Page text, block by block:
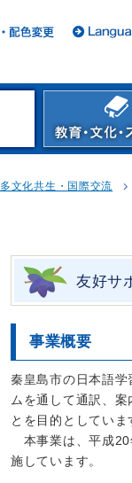
多文化共生・国際交流
友好サ
事業概要
秦皇島市の日本語
ムを通して通訳、
とを目的としていま
本事業は、平成20
施しています。